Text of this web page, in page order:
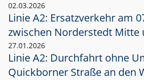
02.03.2026
Linie A2: Ersatzverkehr am
zwischen Norderstedt Mitte
27.01.2026
Linie A2: Durchfahrt ohne
Quickborner Straße an den